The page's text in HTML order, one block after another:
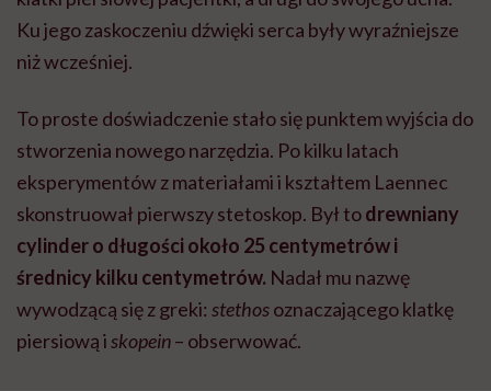
Ku jego zaskoczeniu dźwięki serca były wyraźniejsze
niż wcześniej.
To proste doświadczenie stało się punktem wyjścia do
stworzenia nowego narzędzia. Po kilku latach
eksperymentów z materiałami i kształtem Laennec
skonstruował pierwszy stetoskop. Był todrewniany
cylinder o długości około 25 centymetrów i
średnicy kilku centymetrów. Nadał mu nazwę
wywodzącą się z greki: stethosoznaczającego klatkę
piersiową iskopein– obserwować.